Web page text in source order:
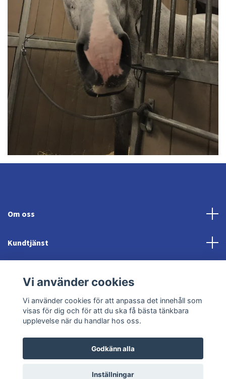
Om oss
Kundtjänst
Sociala medier
© 2026 Jonröds EquishopPowered by Quickbutik
Vi använder cookies
Vi använder cookies för att anpassa det innehåll som
visas för dig och för att du ska få bästa tänkbara
upplevelse när du handlar hos oss.
Godkänn alla
Inställningar